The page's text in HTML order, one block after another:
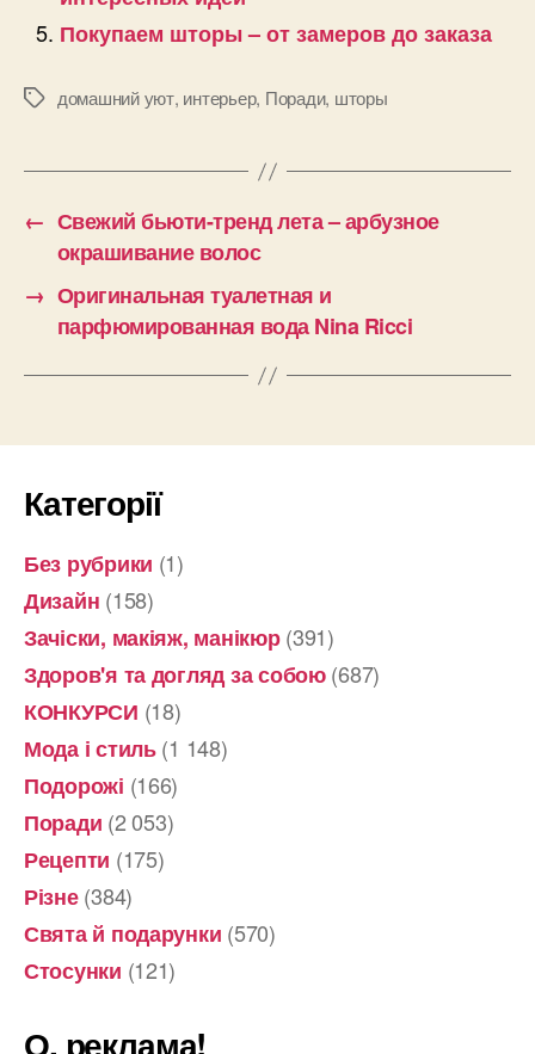
Покупаем шторы – от замеров до заказа
Позначки
домашний уют, интерьер, Поради, шторы
← Свежий бьюти-тренд лета – арбузное
окрашивание волос
→ Оригинальная туалетная и
парфюмированная вода Nina Ricci
Категорії
Без рубрики (1)
Дизайн (158)
Зачіски, макіяж, манікюр(391)
Здоров'я та догляд за собою(687)
КОНКУРСИ (18)
Мода і стиль(1 148)
Подорожі (166)
Поради (2 053)
Рецепти (175)
Різне(384)
Свята й подарунки (570)
Стосунки (121)
О, реклама!